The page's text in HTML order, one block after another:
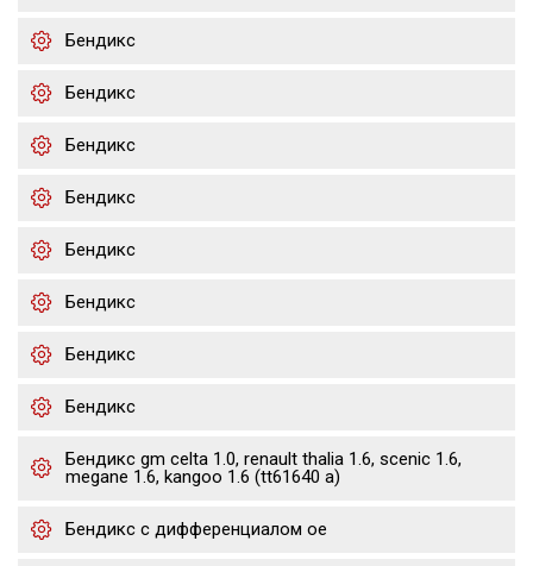
Бендикс
Бендикс
Бендикс
Бендикс
Бендикс
Бендикс
Бендикс
Бендикс
Бендикс gm celta 1.0, renault thalia 1.6, scenic 1.6,
megane 1.6, kangoo 1.6 (tt61640 a)
Бендикс с дифференциалом oe